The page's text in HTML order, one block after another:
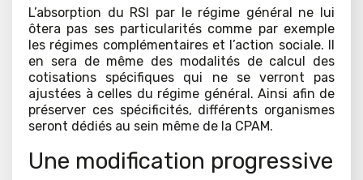
L’absorption du RSI par le régime général ne lui
ôtera pas ses particularités comme par exemple
les régimes complémentaires et l’action sociale. Il
en sera de même des modalités de calcul des
cotisations spécifiques qui ne se verront pas
ajustées à celles du régime général. Ainsi afin de
préserver ces spécificités, différents organismes
seront dédiés au sein même de la CPAM.
Une modification progressive